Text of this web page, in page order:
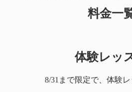
料金一
体験レッ
8/31まで限定で、体験レ